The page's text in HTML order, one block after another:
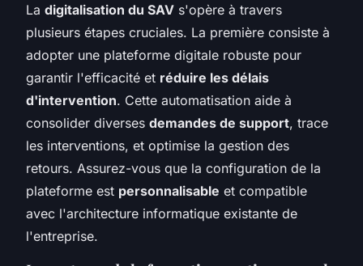
La digitalisation du SAV s'opère à travers
plusieurs étapes cruciales. La première consiste à
adopter une plateforme digitale robuste pour
garantir l'efficacité et réduire les délais
d'intervention. Cette automatisation aide à
consolider diverses demandes de support, trace
les interventions, et optimise la gestion des
retours. Assurez-vous que la configuration de la
plateforme est personnalisable et compatible
avec l'architecture informatique existante de
l'entreprise.